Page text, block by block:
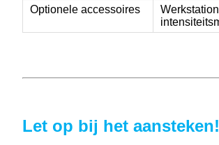
Optionele accessoires
Werkstation
Let op bij het aansteken!